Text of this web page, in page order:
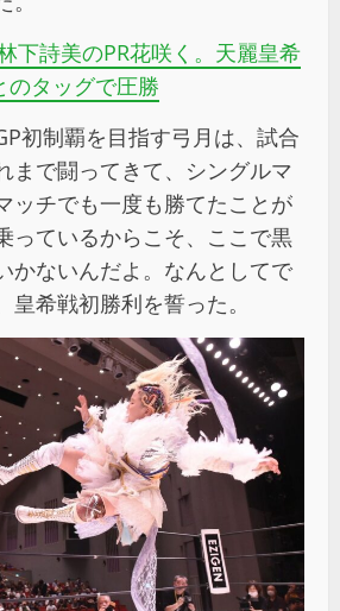
下詩美のPR花咲く。天麗皇希
のタッグで圧勝
初制覇を目指す弓月は、試合
まで闘ってきて、シングルマ
ッチでも一度も勝てたことが
っているからこそ、ここで黒
かないんだよ。なんとしてで
皇希戦初勝利を誓った。